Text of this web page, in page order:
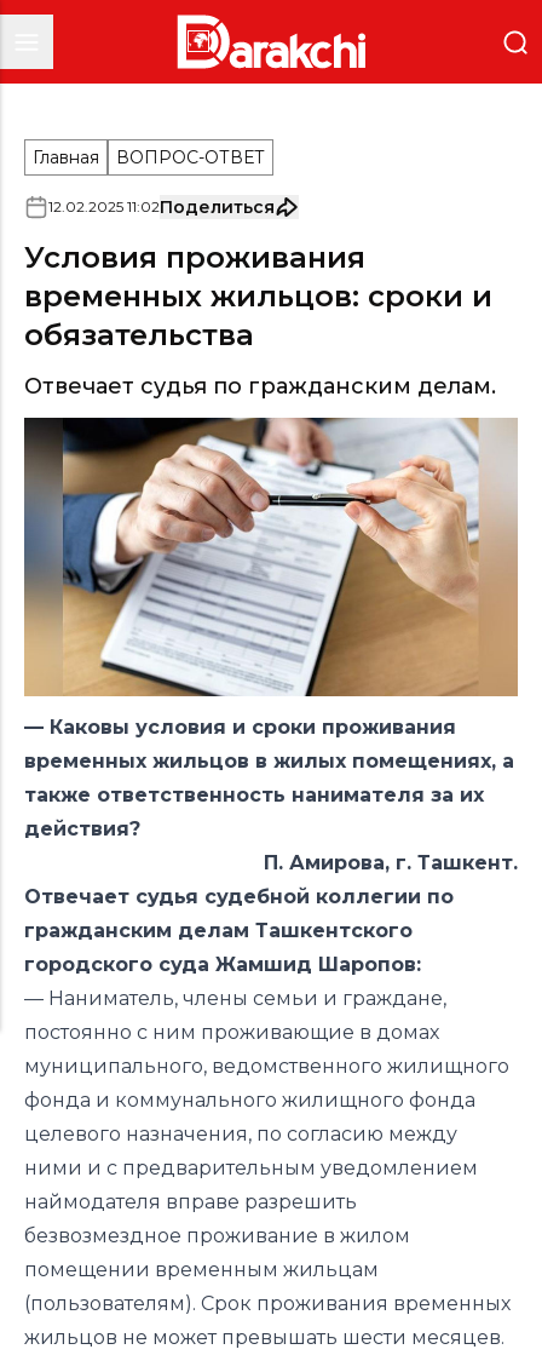
Главная ВОПРОС-ОТВЕТ
12.02.2025 11:02Поделиться
Условия проживания
временных жильцов: сроки и
обязательства
Отвечает судья по гражданским делам.
— Каковы условия и сроки проживания
временных жильцов в жилых помещениях, а
также ответственность нанимателя за их
действия?
П. Амирова, г. Ташкент.
Отвечает судья судебной коллегии по
гражданским делам Ташкентского
городского суда Жамшид Шаропов:
— Наниматель, члены семьи и граждане,
постоянно с ним проживающие в домах
муниципального, ведомственного жилищного
фонда и коммунального жилищного фонда
целевого назначения, по согласию между
ними и с предварительным уведомлением
наймодателя вправе разрешить
безвозмездное проживание в жилом
помещении временным жильцам
(пользователям). Срок проживания временных
жильцов не может превышать шести месяцев.